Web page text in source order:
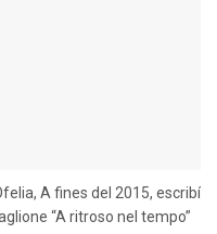
A fines del 2015, escribí
“A ritroso nel tempo”